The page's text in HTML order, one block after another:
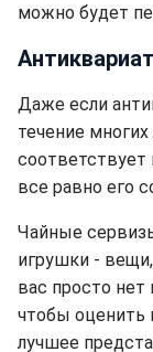
можно будет
Антиквариат
Даже если
течение
соответствует
все равно его
Чайные
игрушки -
вас просто нет
чтобы оценить
лучшее